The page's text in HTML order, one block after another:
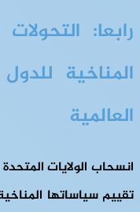
رابعا:
المناخية
العالمية
انسحاب الولايات
تقييم سياساتها